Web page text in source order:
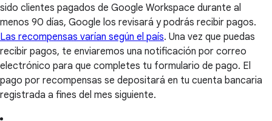
sido clientes pagados de Google Workspace durante al
menos 90 días, Google los revisará y podrás recibir pagos.
Las recompensas varían según el país. Una vez que puedas
recibir pagos, te enviaremos una notificación por correo
electrónico para que completes tu formulario de pago. El
pago por recompensas se depositará en tu cuenta bancaria
registrada a fines del mes siguiente.